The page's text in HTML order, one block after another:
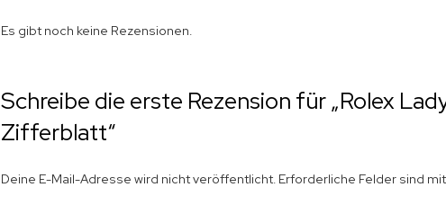
Es gibt noch keine Rezensionen.
Schreibe die erste Rezension für „Rolex
Zifferblatt“
Deine E-Mail-Adresse wird nicht veröffentlicht. Erforderliche Felder sind mit